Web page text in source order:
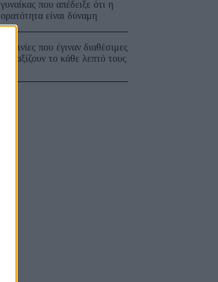
γυναίκας που απέδειξε ότι η
ορατότητα είναι δύναμη
3 ταινίες που έγιναν διαθέσιμες
και αξίζουν το κάθε λεπτό τους